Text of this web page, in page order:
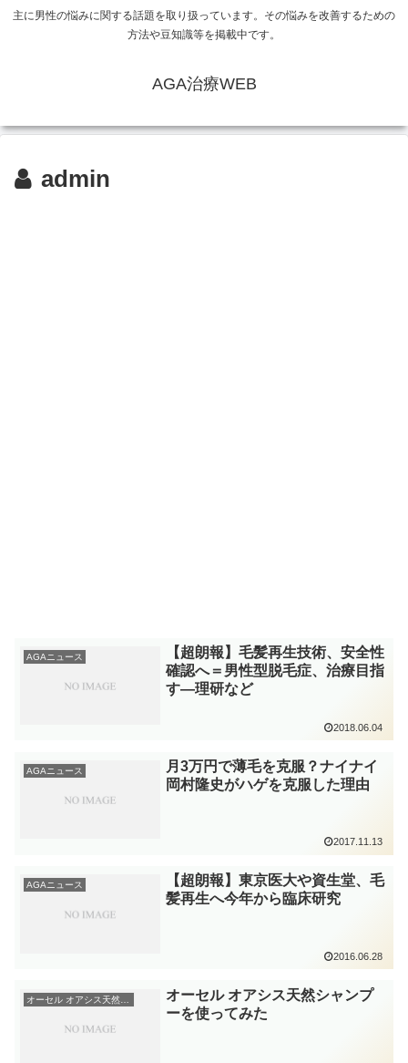
主に男性の悩みに関する話題を取り扱っています。その悩みを改善するための
方法や豆知識等を掲載中です。
AGA治療WEB
admin
AGAニュース
【超朗報】毛髪再生技術、安全性
確認へ＝男性型脱毛症、治療目指
す―理研など
2018.06.04
AGAニュース
月3万円で薄毛を克服？ナイナイ
岡村隆史がハゲを克服した理由
2017.11.13
AGAニュース
【超朗報】東京医大や資生堂、毛
髪再生へ今年から臨床研究
2016.06.28
オーセル オアシス天然シャンプ
ーを使ってみた